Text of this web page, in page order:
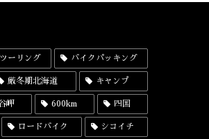
ーリング バイクパッキング
厳冬期北海道 キャンプ
岬 600km 四国
ロードバイク シコイチ